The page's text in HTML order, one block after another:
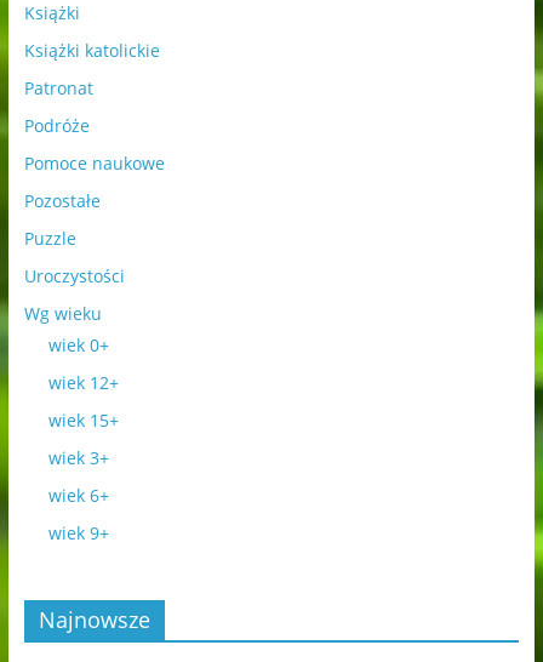
Książki
Książki katolickie
Patronat
Podróże
Pomoce naukowe
Pozostałe
Puzzle
Uroczystości
Wg wieku
wiek 0+
wiek 12+
wiek 15+
wiek 3+
wiek 6+
wiek 9+
Najnowsze